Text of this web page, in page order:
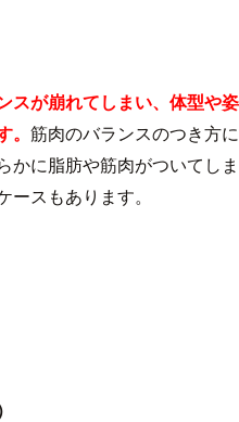
スが崩れてしまい、体型や姿
。 筋肉のバランスのつき方に
かに脂肪や筋肉がついてしま
ースもあります。